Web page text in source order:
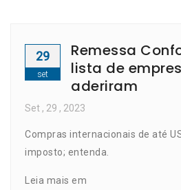
29
set
Remessa
lista de
aderiram
Set , 29 , 2023
Compras internacionais de até
imposto; entenda.
Leia mais em